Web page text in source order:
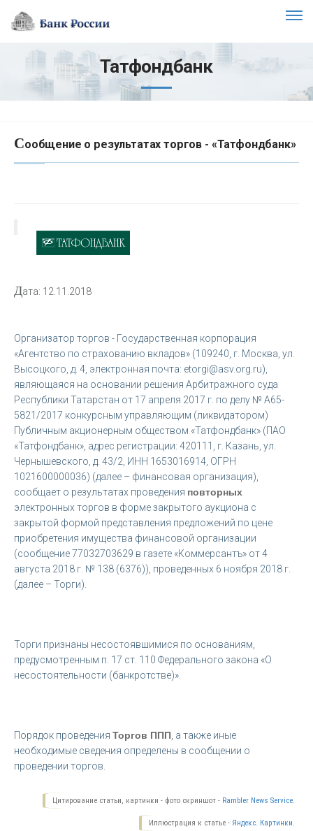
Татфондбанк
Сообщение о результатах торгов - «Татфондбанк»
Дата: 12.11.2018
Организатор торгов - Государственная корпорация
«Агентство по страхованию вкладов» (109240, г. Москва, ул.
Высоцкого, д. 4, электронная почта: etorgi@asv.org.ru),
являющаяся на основании решения Арбитражного суда
Республики Татарстан от 17 апреля 2017 г. по делу № А65-
5821/2017 конкурсным управляющим (ликвидатором)
Публичным акционерным обществом «Татфондбанк» (ПАО
«Татфондбанк», адрес регистрации: 420111, г. Казань, ул.
Чернышевского, д. 43/2, ИНН 1653016914, ОГРН
1021600000036) (далее – финансовая организация),
сообщает о результатах проведения повторных
электронных торгов в форме закрытого аукциона с
закрытой формой представления предложений по цене
приобретения имущества финансовой организации
(сообщение 77032703629 в газете «Коммерсантъ» от 4
августа 2018 г. № 138 (6376)), проведенных 6 ноября 2018 г.
(далее – Торги).
Торги признаны несостоявшимися по основаниям,
предусмотренным п. 17 ст. 110 Федерального закона «О
несостоятельности (банкротстве)».
Порядок проведения Торгов ППП , а также иные
необходимые сведения определены в сообщении о
проведении торгов.
Цитирование статьи, картинки - фото скриншот - Rambler News Service.
Иллюстрация к статье - Яндекс. Картинки.